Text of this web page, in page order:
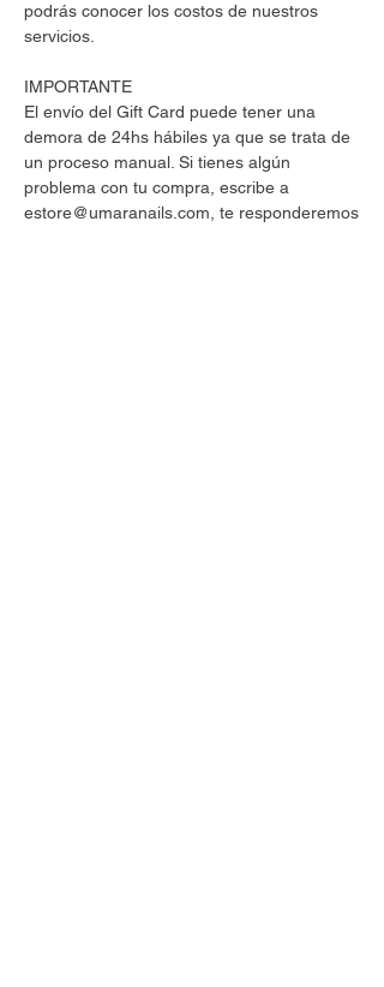
podrás conocer los costos de nuestros
servicios.
IMPORTANTE
El envío del Gift Card puede tener una
demora de 24hs hábiles ya que se trata de
un proceso manual. Si tienes algún
problema con tu compra, escribe a
estore@umaranails.com, te responderemos